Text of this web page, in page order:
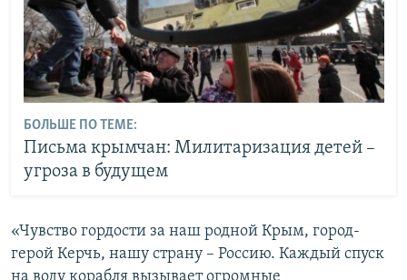
БОЛЬШЕ ПО ТЕМЕ:
Письма крымчан: Милитаризация детей –
угроза в будущем
«Чувство гордости за наш родной Крым, город-
герой Керчь, нашу страну – Россию. Каждый спуск